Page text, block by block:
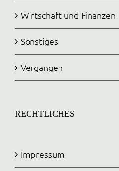
Wirtschaft und Finanzen
Sonstiges
Vergangen
RECHTLICHES
Impressum